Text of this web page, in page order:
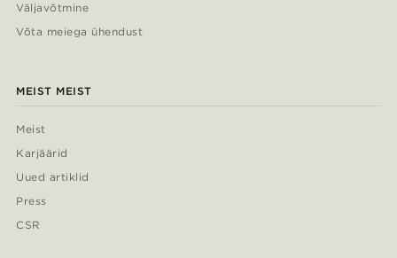
Väljavõtmine
Võta meiega ühendust
MEIST MEIST
Meist
Karjäärid
Uued artiklid
Press
CSR